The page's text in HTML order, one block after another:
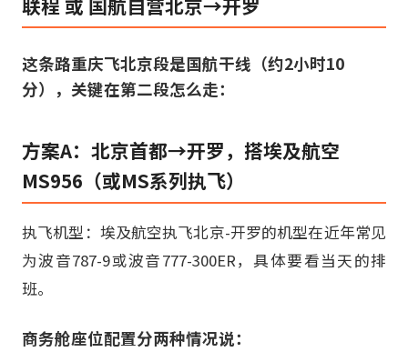
联程 或 国航自营北京→开罗
这条路重庆飞北京段是国航干线（约2小时10
分），关键在第二段怎么走：
方案A：北京首都→开罗，搭埃及航空
MS956（或MS系列执飞）
执飞机型：埃及航空执飞北京-开罗的机型在近年常见
为波音787-9或波音777-300ER，具体要看当天的排
班。
商务舱座位配置分两种情况说：